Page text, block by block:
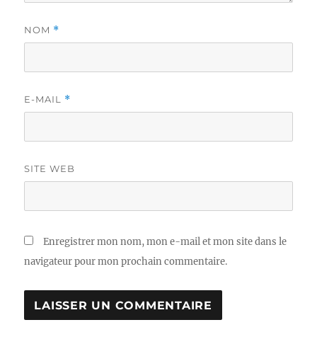
NOM *
E-MAIL *
SITE WEB
Enregistrer mon nom, mon e-mail et mon site dans le
navigateur pour mon prochain commentaire.